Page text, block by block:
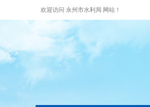
欢迎访问 永州市水利局 网站！